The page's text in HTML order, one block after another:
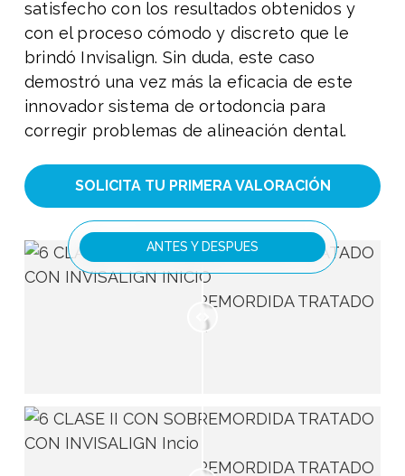
satisfecho con los resultados obtenidos y
con el proceso cómodo y discreto que le
brindó Invisalign. Sin duda, este caso
demostró una vez más la eficacia de este
innovador sistema de ortodoncia para
corregir problemas de alineación dental.
SOLICITA TU PRIMERA VALORACIÓN
ANTES Y DESPUES